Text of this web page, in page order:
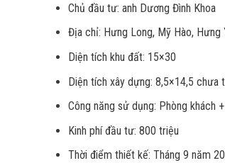
Chủ đầu tư: anh Dương Đình Khoa
Địa chỉ: Hưng Long, Mỹ Hào, Hưng
Diện tích khu đất: 15×30
Diện tích xây dựng: 8,5×14,5 chưa
Công năng sử dụng: Phòng khách
Kinh phí đầu tư: 800 triệu
Thời điểm thiết kế: Tháng 9 năm